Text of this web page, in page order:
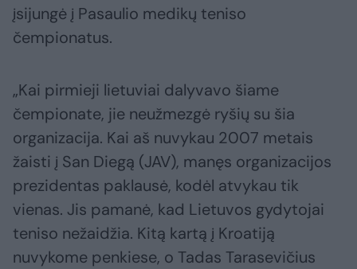
įsijungė į Pasaulio medikų teniso
čempionatus.
„Kai pirmieji lietuviai dalyvavo šiame
čempionate, jie neužmezgė ryšių su šia
organizacija. Kai aš nuvykau 2007 metais
žaisti į San Diegą (JAV), manęs organizacijos
prezidentas paklausė, kodėl atvykau tik
vienas. Jis pamanė, kad Lietuvos gydytojai
teniso nežaidžia. Kitą kartą į Kroatiją
nuvykome penkiese, o Tadas Tarasevičius